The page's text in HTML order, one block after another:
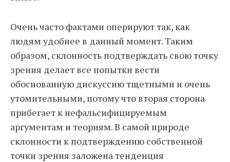
Очень часто фактами оперируют так, как
людям удобнее в данный момент. Таким
образом, склонность подтверждать свою точку
зрения делает все попытки вести
обоснованную дискуссию тщетными и очень
утомительными, потому что вторая сторона
прибегает к нефальсифицируемым
аргументам и теориям. В самой природе
склонности к подтверждению собственной
точки зрения заложена тенденция